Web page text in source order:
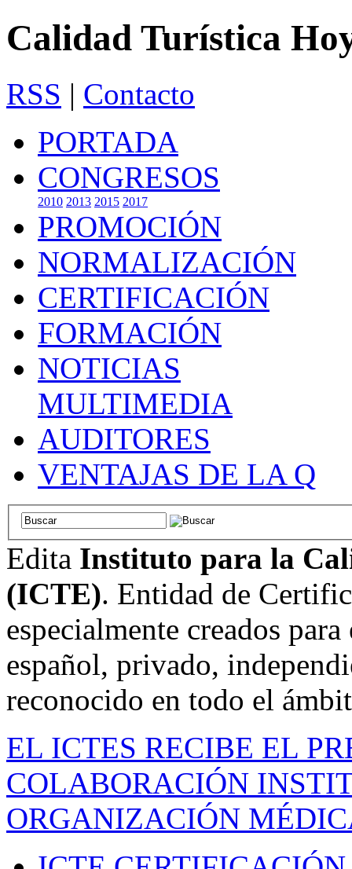
Calidad Turística
RSS | Contacto
PORTADA
CONGRESOS
2010 2013 2015 2017
PROMOCIÓN
NORMALIZACIÓN
CERTIFICACIÓN
FORMACIÓN
NOTICIAS
MULTIMEDIA
AUDITORES
VENTAJAS DE LA Q
Edita Instituto para la
(ICTE). Entidad de
especialmente creados
español, privado,
reconocido en todo el
EL ICTES RECIBE EL
COLABORACIÓN
ORGANIZACIÓN